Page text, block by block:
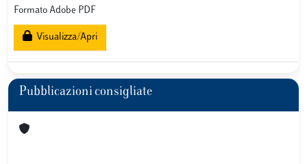
Formato Adobe PDF
Visualizza/Apri
Pubblicazioni consigliate